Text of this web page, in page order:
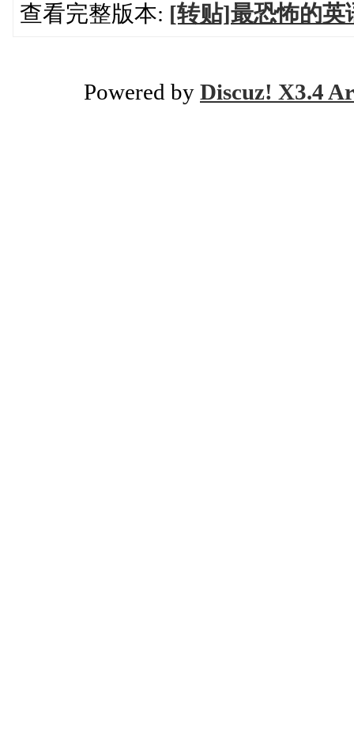
查看完整版本: [转贴]最恐怖的英
Powered by Discuz! X3.4